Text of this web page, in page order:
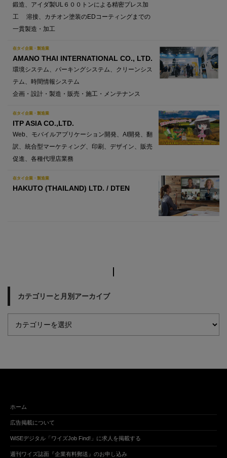
鍛造、アイダ製UL６００トンによる精密プレス加
工 溶接、カチオン塗装のEDコーティングまでの
一貫製造・加工
在タイ企業・製造業
AMANO THAI INTERNATIONAL CO., LTD.
環境システム、パーキングシステム、クリーンシス
テム、時間情報システム
企画・設計・製造・販売・施工・メンテナンス
在タイ企業・製造業
ITP ASIA CO.,LTD.
Web、モバイルアプリケーション開発、AI開発、翻
訳、統合型マーケティング、印刷、デザイン、販売
促進、各種代理店業務
在タイ企業・製造業
HAKUTO (THAILAND) LTD. / DTEN
カテゴリーと月別アーカイブ
ホーム
広告掲載について
WiSEデジタル「ワイズJob Find!」に求人を掲載する
週刊ワイズ誌面『企業有料郵送』のお申し込み